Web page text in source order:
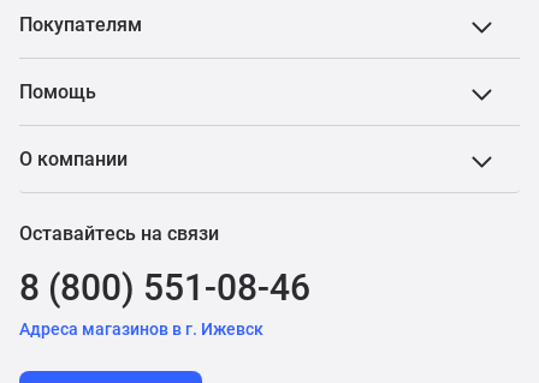
Покупателям
Помощь
О компании
Оставайтесь на связи
8 (800) 551-08-46
Адреса магазинов в г. Ижевск